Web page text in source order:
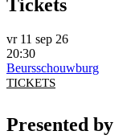
Tickets
vr 11 sep 26
20:30
Beursschouwburg
TICKETS
Presented by